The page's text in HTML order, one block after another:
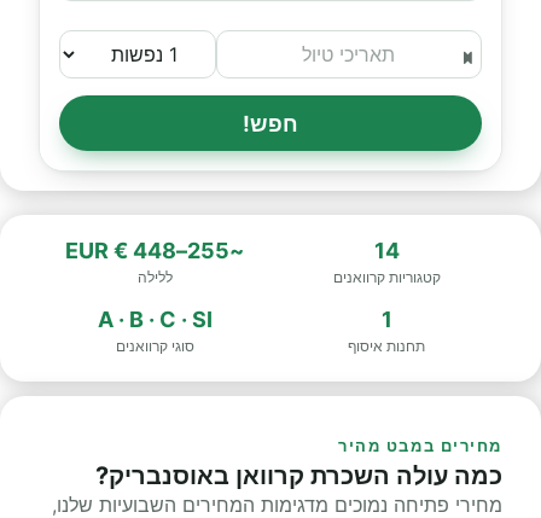
חפש!
14
קטגוריות קרוואנים
~255–448 € EUR
ללילה
1
תחנות איסוף
A · B · C · SI
סוגי קרוואנים
מחירים במבט מהיר
כמה עולה השכרת קרוואן באוסנבריק?
מחירי פתיחה נמוכים מדגימות המחירים השבועיות שלנו,